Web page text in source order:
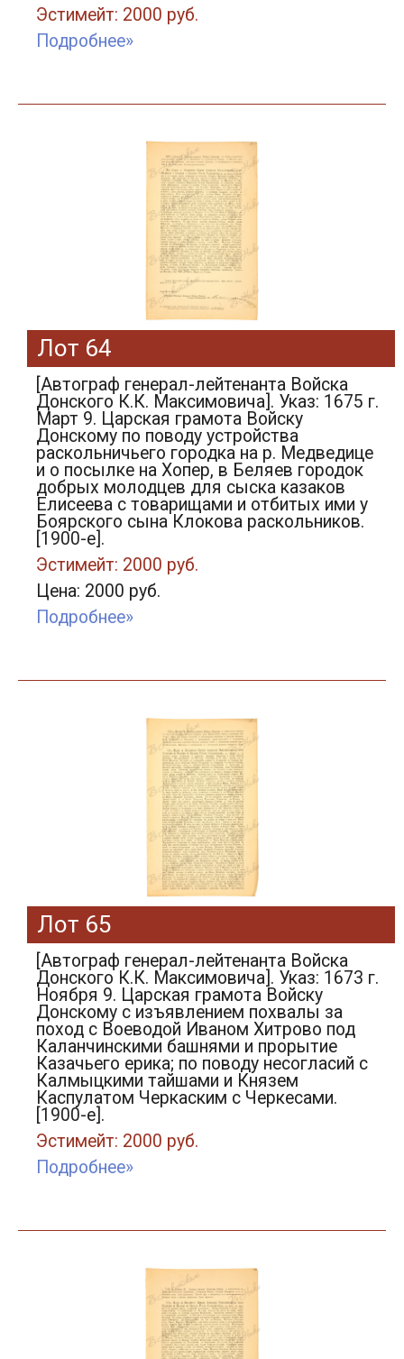
Эстимейт: 2000 руб.
Подробнее»
Лот 64
[Автограф генерал-лейтенанта Войска
Донского К.К. Максимовича]. Указ: 1675 г.
Март 9. Царская грамота Войску
Донскому по поводу устройства
раскольничьего городка на р. Медведице
и о посылке на Хопер, в Беляев городок
добрых молодцев для сыска казаков
Елисеева с товарищами и отбитых ими у
Боярского сына Клокова раскольников.
[1900-е].
Эстимейт: 2000 руб.
Цена: 2000 руб.
Подробнее»
Лот 65
[Автограф генерал-лейтенанта Войска
Донского К.К. Максимовича]. Указ: 1673 г.
Ноября 9. Царская грамота Войску
Донскому с изъявлением похвалы за
поход с Воеводой Иваном Хитрово под
Каланчинскими башнями и прорытие
Казачьего ерика; по поводу несогласий с
Калмыцкими тайшами и Князем
Каспулатом Черкаским с Черкесами.
[1900-е].
Эстимейт: 2000 руб.
Подробнее»